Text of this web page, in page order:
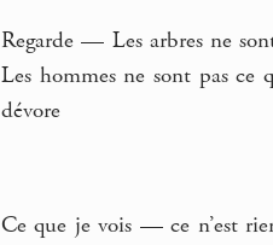
Regarde — Les arbres ne
Les hommes ne sont pas
dévore
Ce que je vois — ce n’est